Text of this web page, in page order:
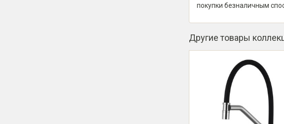
покупки безналичным
Другие товары